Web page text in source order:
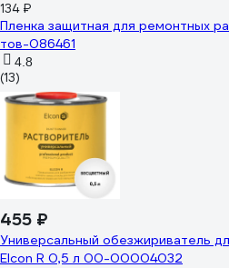
134 ₽
Пленка защитная для ремонтных
тов-086461
4.8
(13)
455 ₽
Универсальный обезжириватель
Elcon R 0,5 л 00-00004032